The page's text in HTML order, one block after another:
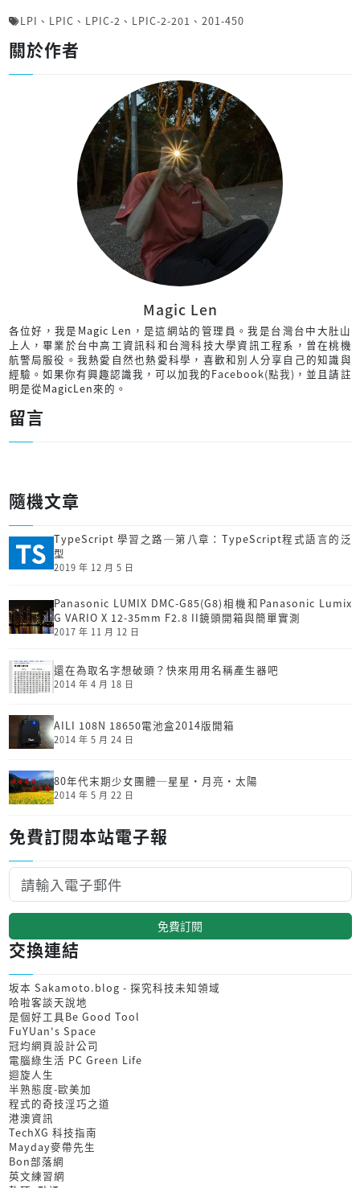
LPI 、 LPIC 、 LPIC-2 、 LPIC-2-201 、 201-450
關於作者
Magic Len
各位好，我是Magic Len，是這網站的管理員。我是台灣台中大肚山
上人，畢業於台中高工資訊科和台灣科技大學資訊工程系，曾在桃機
航警局服役。我熱愛自然也熱愛科學，喜歡和別人分享自己的知識與
經驗。如果你有興趣認識我，可以加我的Facebook(點我) ，並且請註
明是從MagicLen來的。
留言
隨機文章
TypeScript 學習之路─第八章：TypeScript程式語言的泛
型
2019 年 12 月 5 日
Panasonic LUMIX DMC-G85(G8)相機和Panasonic Lumix
G VARIO X 12-35mm F2.8 II鏡頭開箱與簡單實測
2017 年 11 月 12 日
還在為取名字想破頭？快來用用名稱產生器吧
2014 年 4 月 18 日
AILI 108N 18650電池盒2014版開箱
2014 年 5 月 24 日
80年代末期少女團體─星星‧月亮‧太陽
2014 年 5 月 22 日
免費訂閱本站電子報
免費訂閱
交換連結
坂本 Sakamoto.blog - 探究科技未知領域
哈啦客談天說地
是個好工具Be Good Tool
FuYUan's Space
冠均網頁設計公司
電腦綠生活 PC Green Life
迴旋人生
半熟態度-歐美加
程式的奇技淫巧之道
港澳資訊
TechXG 科技指南
Mayday麥帶先生
Bon部落網
英文練習網